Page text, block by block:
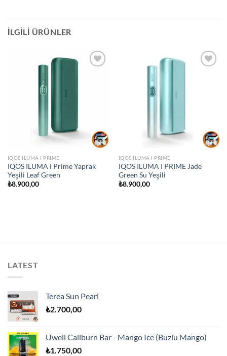
İLGILI ÜRÜNLER
IQOS ILUMA I PRIME
IQOS ILUMA i Prime Yaprak
Yeşili Leaf Green
₺8.900,00
IQOS ILUMA I PRIME
IQOS ILUMA I PRIME Jade
Green Su Yeşili
₺8.900,00
LATEST
Terea Sun Pearl
₺2.700,00
Uwell Caliburn Bar - Mango Ice (Buzlu Mango)
₺1.750,00